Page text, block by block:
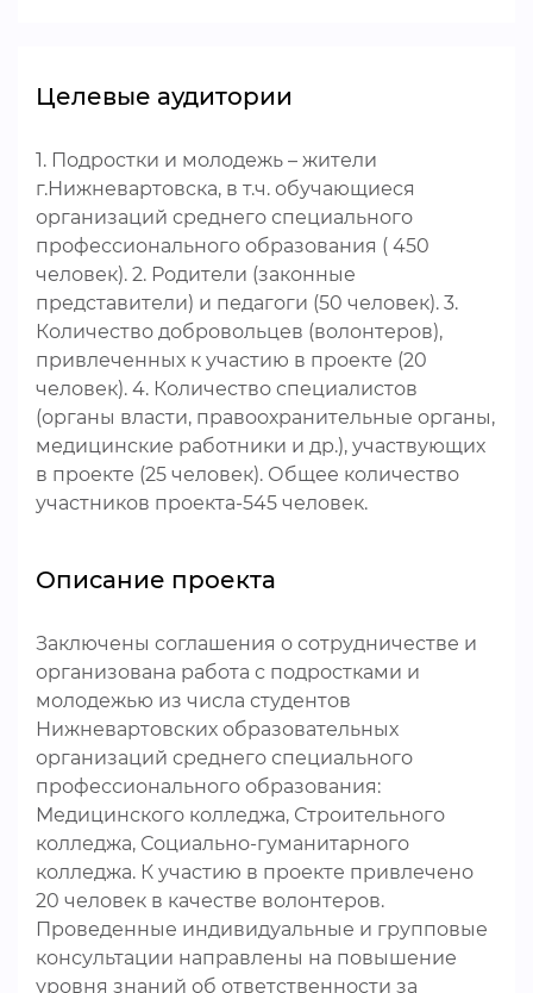
Целевые аудитории
1. Подростки и молодежь – жители
г.Нижневартовска, в т.ч. обучающиеся
организаций среднего специального
профессионального образования ( 450
человек). 2. Родители (законные
представители) и педагоги (50 человек). 3.
Количество добровольцев (волонтеров),
привлеченных к участию в проекте (20
человек). 4. Количество специалистов
(органы власти, правоохранительные органы,
медицинские работники и др.), участвующих
в проекте (25 человек). Общее количество
участников проекта-545 человек.
Описание проекта
Заключены соглашения о сотрудничестве и
организована работа с подростками и
молодежью из числа студентов
Нижневартовских образовательных
организаций среднего специального
профессионального образования:
Медицинского колледжа, Строительного
колледжа, Социально-гуманитарного
колледжа. К участию в проекте привлечено
20 человек в качестве волонтеров.
Проведенные индивидуальные и групповые
консультации направлены на повышение
уровня знаний об ответственности за